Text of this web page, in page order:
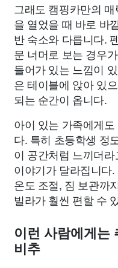
그래도 캠핑카만의
을 열었을 때 바로 바
반 숙소와 다릅니다.
문 너머로 보는 경우
들어가 있는 느낌이
은 테이블에 앉아 있
되는 순간이 옵니다.
아이 있는 가족에게
다. 특히 초등학생 정
이 공간처럼 느끼더
이야기가 달라집니다
온도 조절, 짐 보관까
빌라가 훨씬 편할 수
이런 사람에게는
비추